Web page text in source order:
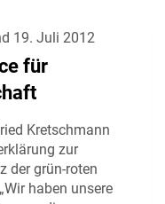
19. Juli 2012
für
Kretschmann
zur
der grün-roten
haben unsere